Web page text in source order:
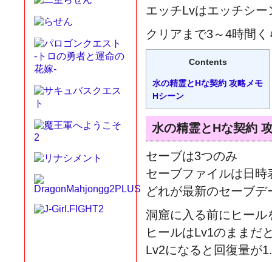
エッチLvはエッチシ
クリアまで3～4時間く
Contents
水の精霊とHな契約 攻略メモ
Hシーン
水の精霊とHな契約
セーブは3つのみ
セーブファイルは日時
どれが最新のセーブ
洞窟に入る前にヒール
ヒールはLv1のままだ
Lv2になると回復量が